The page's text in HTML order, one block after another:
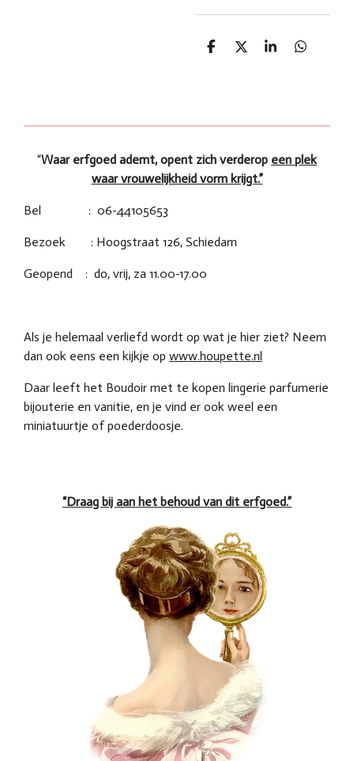
D
D
S
D
“Waar erfgoed ademt, opent zich verderop een plek
waar vrouwelijkheid vorm krijgt.”
Bel : 06-44105653
Bezoek : Hoogstraat 126, Schiedam
Geopend : do, vrij, za 11.00-17.00
Als je helemaal verliefd wordt op wat je hier ziet? Neem
dan ook eens een kijkje op www.houpette.nl
Daar leeft het Boudoir met te kopen lingerie parfumerie
bijouterie en vanitie, en je vind er ook weel een
miniatuurtje of poederdoosje.
“Draag bij aan het behoud van dit erfgoed.”